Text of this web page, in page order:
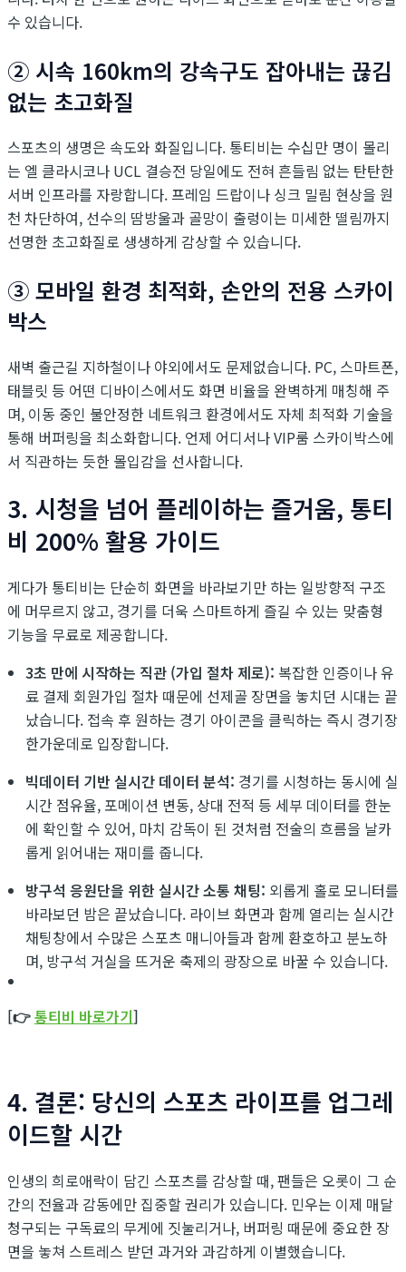
수 있습니다.
② 시속 160km의 강속구도 잡아내는 끊김
없는 초고화질
스포츠의 생명은 속도와 화질입니다. 통티비는 수십만 명이 몰리
는 엘 클라시코나 UCL 결승전 당일에도 전혀 흔들림 없는 탄탄한
서버 인프라를 자랑합니다. 프레임 드랍이나 싱크 밀림 현상을 원
천 차단하여, 선수의 땀방울과 골망이 출렁이는 미세한 떨림까지
선명한 초고화질로 생생하게 감상할 수 있습니다.
③ 모바일 환경 최적화, 손안의 전용 스카이
박스
새벽 출근길 지하철이나 야외에서도 문제없습니다. PC, 스마트폰,
태블릿 등 어떤 디바이스에서도 화면 비율을 완벽하게 매칭해 주
며, 이동 중인 불안정한 네트워크 환경에서도 자체 최적화 기술을
통해 버퍼링을 최소화합니다. 언제 어디서나 VIP룸 스카이박스에
서 직관하는 듯한 몰입감을 선사합니다.
3. 시청을 넘어 플레이하는 즐거움, 통티
비 200% 활용 가이드
게다가 통티비는 단순히 화면을 바라보기만 하는 일방향적 구조
에 머무르지 않고, 경기를 더욱 스마트하게 즐길 수 있는 맞춤형
기능을 무료로 제공합니다.
3초 만에 시작하는 직관 (가입 절차 제로): 복잡한 인증이나 유
료 결제 회원가입 절차 때문에 선제골 장면을 놓치던 시대는 끝
났습니다. 접속 후 원하는 경기 아이콘을 클릭하는 즉시 경기장
한가운데로 입장합니다.
빅데이터 기반 실시간 데이터 분석: 경기를 시청하는 동시에 실
시간 점유율, 포메이션 변동, 상대 전적 등 세부 데이터를 한눈
에 확인할 수 있어, 마치 감독이 된 것처럼 전술의 흐름을 날카
롭게 읽어내는 재미를 줍니다.
방구석 응원단을 위한 실시간 소통 채팅: 외롭게 홀로 모니터를
바라보던 밤은 끝났습니다. 라이브 화면과 함께 열리는 실시간
채팅창에서 수많은 스포츠 매니아들과 함께 환호하고 분노하
며, 방구석 거실을 뜨거운 축제의 광장으로 바꿀 수 있습니다.
[👉통티비 바로가기]
4. 결론: 당신의 스포츠 라이프를 업그레
이드할 시간
인생의 희로애락이 담긴 스포츠를 감상할 때, 팬들은 오롯이 그 순
간의 전율과 감동에만 집중할 권리가 있습니다. 민우는 이제 매달
청구되는 구독료의 무게에 짓눌리거나, 버퍼링 때문에 중요한 장
면을 놓쳐 스트레스 받던 과거와 과감하게 이별했습니다.